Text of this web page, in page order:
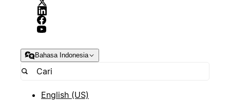
Bahasa Indonesia
English (US)